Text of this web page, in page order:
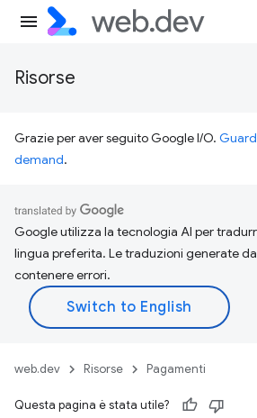
Risorse
Grazie per aver seguito Google I/O.
demand.
Google utilizza la tecnologia AI per
lingua preferita. Le traduzioni generate
contenere errori.
web.dev Risorse Pagamenti
Questa pagina è stata utile?